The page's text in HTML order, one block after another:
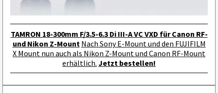
TAMRON 18-300mm F/3.5-6.3 Di III-A VC VXD für Canon RF-
und Nikon Z-Mount Nach Sony E-Mount und den FUJIFILM
X Mount nun auch als Nikon Z-Mount und Canon RF-Mount
erhältlich. Jetzt bestellen!